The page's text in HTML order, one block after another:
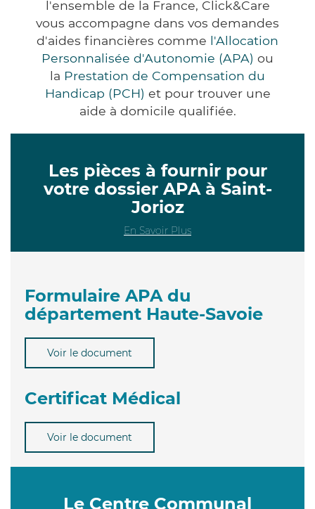
l'ensemble de la France, Click&Care
vous accompagne dans vos demandes
d'aides financières comme l'Allocation
Personnalisée d'Autonomie (APA) ou
la Prestation de Compensation du
Handicap (PCH) et pour trouver une
aide à domicile qualifiée.
Les pièces à fournir pour
votre dossier APA à Saint-
Jorioz
En Savoir Plus
Formulaire APA du
département Haute-Savoie
Voir le document
Certificat Médical
Voir le document
Le Centre Communal